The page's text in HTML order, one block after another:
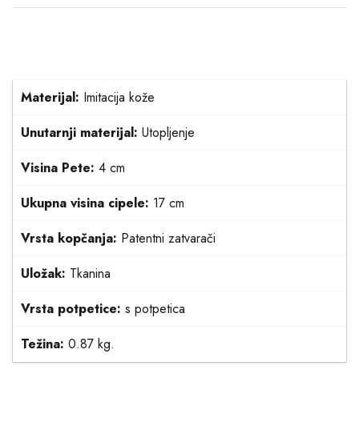
Materijal: Imitacija kože
Unutarnji materijal: Utopljenje
Visina Pete: 4 cm
Ukupna visina cipele: 17 cm
Vrsta kopčanja: Patentni zatvarači
Uložak: Tkanina
Vrsta potpetice: s potpetica
Težina: 0.87 kg.